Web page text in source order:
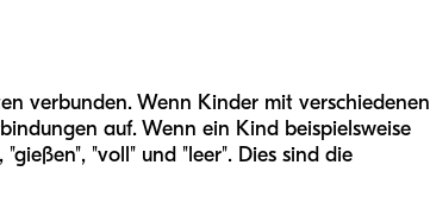
verbunden. Wenn Kinder mit verschiedenen
auf. Wenn ein Kind beispielsweise
"voll" und "leer". Dies sind die